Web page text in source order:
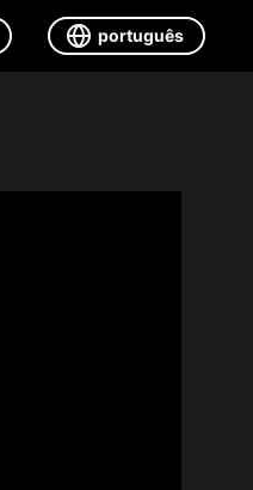
português